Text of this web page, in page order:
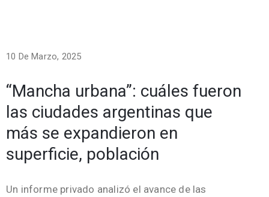
10 De Marzo, 2025
“Mancha urbana”: cuáles fueron
las ciudades argentinas que
más se expandieron en
superficie, población
Un informe privado analizó el avance de las